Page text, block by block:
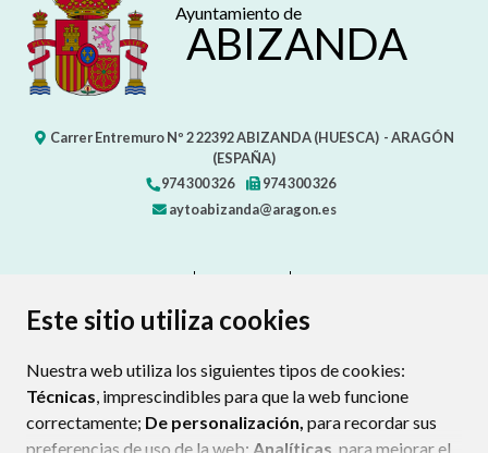
Este sitio utiliza cookies
Nuestra web utiliza los siguientes tipos de cookies:
Técnicas, imprescindibles para que la web funcione
correctamente; De personalización, para recordar sus
preferencias de uso de la web; Analíticas , para mejorar el
Ayuntamiento de
ABIZANDA
Carrer Entremuro Nº 222392ABIZANDA (HUESCA) - ARAGÓN
(ESPAÑA)
974 300 326
974 300 326
aytoabizanda@aragon.es
PROTECCIÓN DE DATOS
POLÍTICA DE COOKIES